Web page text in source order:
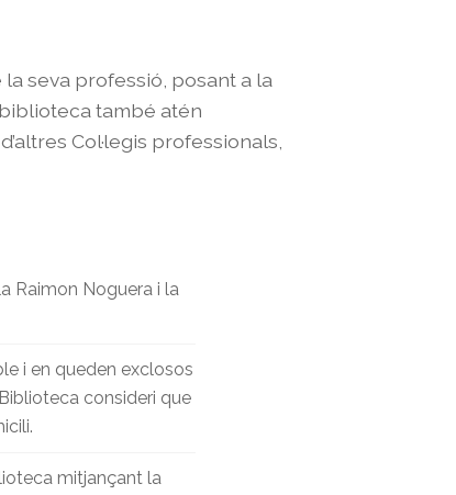
seva professió, posant a la
també atén
Col·legis professionals,
Raimon Noguera i la
i en queden exclosos
consideri que
mitjançant la